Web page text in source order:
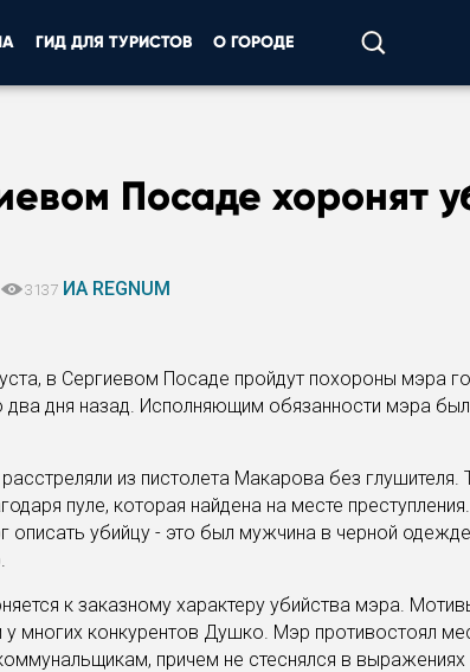
ГИД ДЛЯ ТУРИСТОВ О ГОРОДЕ
Посаде хоронят
3137 ИА REGNUM
в Сергиевом Посаде пройдут похороны мэра
дня назад. Исполняющим обязанности мэра был
из пистолета Макарова без глушителя.
пуле, которая найдена на месте
описать убийцу - это был мужчина в черной
к заказному характеру убийства мэра.
у многих конкурентов Душко. Мэр противостоял
причем не стеснялся в